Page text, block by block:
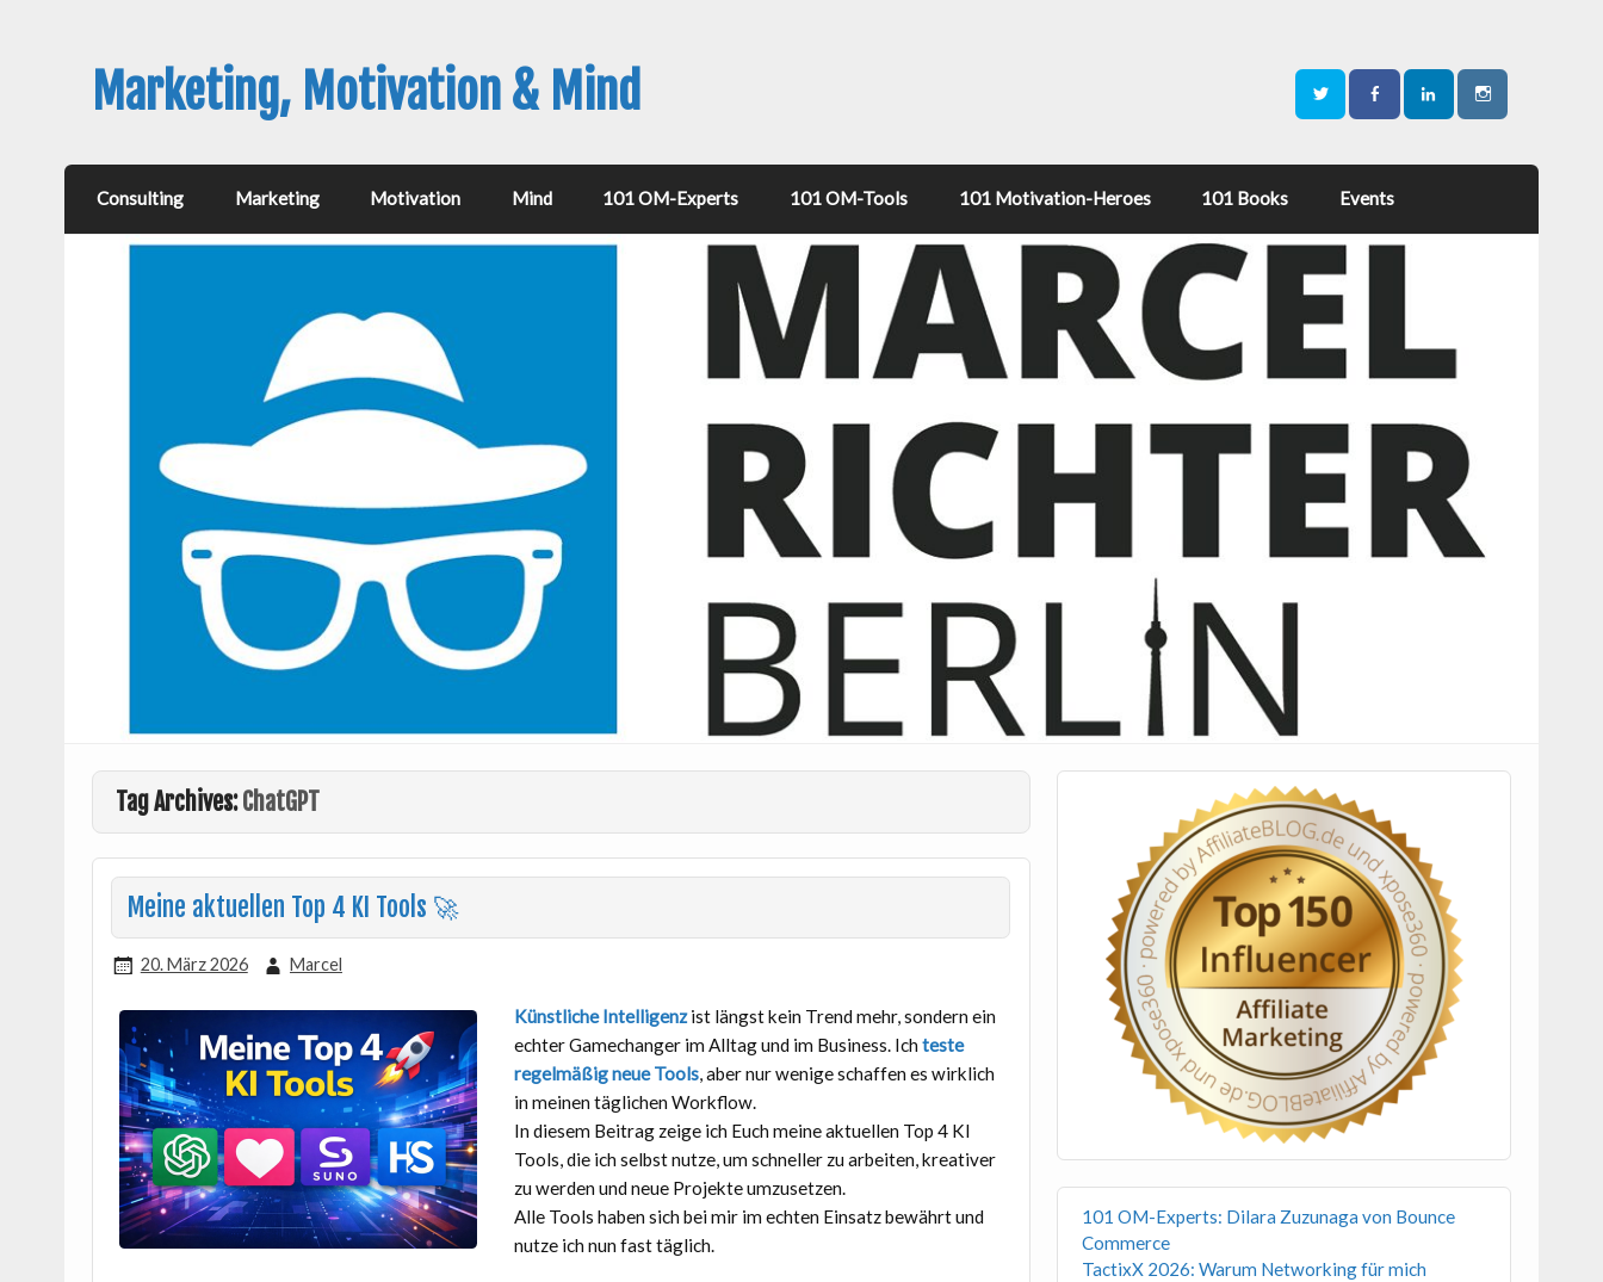
Marketing, Motivation & Mind
Consulting Marketing Motivation Mind 101 OM-Experts 101 OM-Tools 101 Motivation-Heroes 101 Books Events
Tag Archives:ChatGPT
Meine aktuellen Top 4 KI Tools 🚀
20. März 2026 Marcel
Künstliche Intelligenzist längst kein Trend mehr, sondern ein
echter Gamechanger im Alltag und im Business. Ich teste
regelmäßig neue Tools, aber nur wenige schaffen es wirklich
in meinen täglichen Workflow.
In diesem Beitrag zeige ich Euch meine aktuellen Top 4 KI
Tools, die ich selbst nutze, um schneller zu arbeiten, kreativer
zu werden und neue Projekte umzusetzen.
Alle Tools haben sich bei mir im echten Einsatz bewährt und
nutze ich nun fast täglich.
101 OM-Experts: Dilara Zuzunaga von Bounce
Commerce
TactixX 2026: Warum Networking für mich